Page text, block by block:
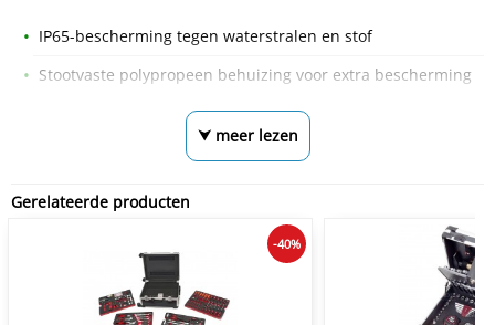
IP65-bescherming tegen waterstralen en stof
Stootvaste polypropeen behuizing voor extra bescherming
⮟ meer lezen
Gerelateerde producten
-40%